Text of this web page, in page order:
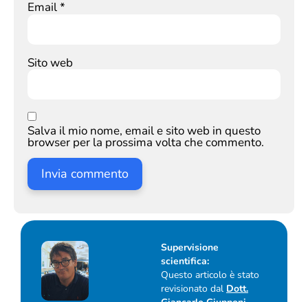
Email*
Sito web
Salva il mio nome, email e sito web in questo
browser per la prossima volta che commento.
Supervisione
scientifica:
Questo articolo è stato
revisionato dal Dott.